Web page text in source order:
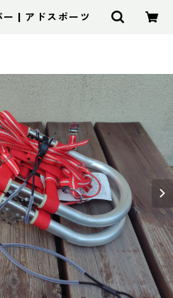
ー | アドスポーツ